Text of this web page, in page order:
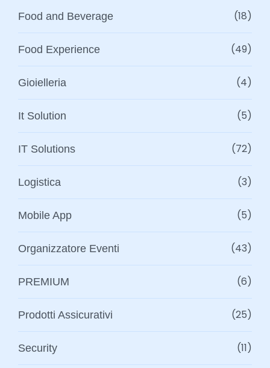
Food and Beverage (18)
Food Experience (49)
Gioielleria (4)
It Solution (5)
IT Solutions (72)
Logistica (3)
Mobile App (5)
Organizzatore Eventi (43)
PREMIUM (6)
Prodotti Assicurativi (25)
Security (11)